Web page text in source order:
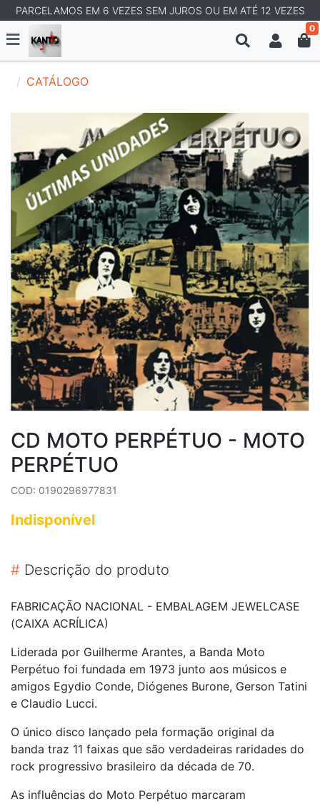
PARCELAMOS EM 6 VEZES SEM JUROS OU EM ATÉ 12 VEZES
0
CATÁLOGO
CD MOTO PERPÉTUO - MOTO
PERPÉTUO
COD: 0190296977831
Indisponível
# Descrição do produto
FABRICAÇÃO NACIONAL - EMBALAGEM JEWELCASE
(CAIXA ACRÍLICA)
Liderada por Guilherme Arantes, a Banda Moto
Perpétuo foi fundada em 1973 junto aos músicos e
amigos Egydio Conde, Diógenes Burone, Gerson Tatini
e Claudio Lucci.
O único disco lançado pela formação original da
banda traz 11 faixas que são verdadeiras raridades do
rock progressivo brasileiro da década de 70.
As influências do Moto Perpétuo marcaram